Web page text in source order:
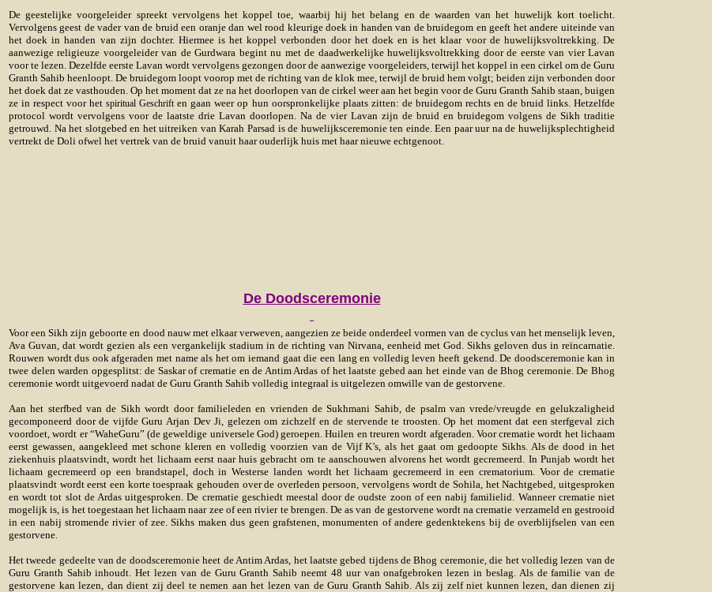
De geestelijke voorgeleider spreekt vervolgens het koppel toe, waarbij hij het belang en de waarden van het huwelijk kort toelicht.
Vervolgens geest de vader van de bruid een oranje dan wel rood kleurige doek in handen van de bruidegom en geeft het andere uiteinde van
het doek in handen van zijn dochter. Hiermee is het koppel verbonden door het doek en is het klaar voor de huwelijksvoltrekking. De
aanwezige religieuze voorgeleider van de Gurdwara begint nu met de daadwerkelijke huwelijksvoltrekking door de eerste van vier Lavan
voor te lezen. Dezelfde eerste Lavan wordt vervolgens gezongen door de aanwezige voorgeleiders, terwijl het koppel in een cirkel om de Guru
Granth Sahib heenloopt. De bruidegom loopt voorop met de richting van de klok mee, terwijl de bruid hem volgt; beiden zijn verbonden door
het doek dat ze vasthouden. Op het moment dat ze na het doorlopen van de cirkel weer aan het begin voor de Guru Granth Sahib staan, buigen
ze in respect voor hetspiritual Geschriften gaan weer op hun oorspronkelijke plaats zitten: de bruidegom rechts en de bruid links. Hetzelfde
protocol wordt vervolgens voor de laatste drie Lavan doorlopen. Na de vier Lavan zijn de bruid en bruidegom volgens de Sikh traditie
getrouwd. Na het slotgebed en het uitreiken van Karah Parsad is de huwelijksceremonie ten einde. Een paar uur na de huwelijksplechtigheid
vertrekt de Doli ofwel het vertrek van de bruid vanuit haar ouderlijk huis met haar nieuwe echtgenoot.
De Doodsceremonie
Voor een Sikh zijn geboorte en dood nauw met elkaar verweven, aangezien ze beide onderdeel vormen van de cyclus van het menselijk leven,
Ava Guvan, dat wordt gezien als een vergankelijk stadium in de richting van Nirvana, eenheid met God. Sikhs geloven dus in reïncarnatie.
Rouwen wordt dus ook afgeraden met name als het om iemand gaat die een lang en volledig leven heeft gekend. De doodsceremonie kan in
twee delen warden opgesplitst: de Saskar of crematie en de Antim Ardas of het laatste gebed aan het einde van de Bhog ceremonie. De Bhog
ceremonie wordt uitgevoerd nadat de Guru Granth Sahib volledig integraal is uitgelezen omwille van de gestorvene.
Aan het sterfbed van de Sikh wordt door familieleden en vrienden de Sukhmani Sahib, de psalm van vrede/vreugde en gelukzaligheid
gecomponeerd door de vijfde Guru Arjan Dev Ji, gelezen om zichzelf en de stervende te troosten. Op het moment dat een sterfgeval zich
voordoet, wordt er “WaheGuru” (de geweldige universele God) geroepen. Huilen en treuren wordt afgeraden. Voor crematie wordt het lichaam
eerst gewassen, aangekleed met schone kleren en volledig voorzien van de Vijf K’s, als het gaat om gedoopte Sikhs. Als de dood in het
ziekenhuis plaatsvindt, wordt het lichaam eerst naar huis gebracht om te aanschouwen alvorens het wordt gecremeerd. In Punjab wordt het
lichaam gecremeerd op een brandstapel, doch in Westerse landen wordt het lichaam gecremeerd in een crematorium. Voor de crematie
plaatsvindt wordt eerst een korte toespraak gehouden over de overleden persoon, vervolgens wordt de Sohila, het Nachtgebed, uitgesproken
en wordt tot slot de Ardas uitgesproken. De crematie geschiedt meestal door de oudste zoon of een nabij familielid. Wanneer crematie niet
mogelijk is, is het toegestaan het lichaam naar zee of een rivier te brengen. De as van de gestorvene wordt na crematie verzameld en gestrooid
in een nabij stromende rivier of zee. Sikhs maken dus geen grafstenen, monumenten of andere gedenktekens bij de overblijfselen van een
gestorvene.
Het tweede gedeelte van de doodsceremonie heet de Antim Ardas, het laatste gebed tijdens de Bhog ceremonie, die het volledig lezen van de
Guru Granth Sahib inhoudt. Het lezen van de Guru Granth Sahib neemt 48 uur van onafgebroken lezen in beslag. Als de familie van de
gestorvene kan lezen, dan dient zij deel te nemen aan het lezen van de Guru Granth Sahib. Als zij zelf niet kunnen lezen, dan dienen zij